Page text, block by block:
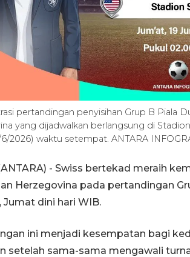
pertandingan penyisihan Grup B Piala
yang dijadwalkan berlangsung di
6/2026) waktu setempat. ANTARA
- Swiss bertekad meraih
Herzegovina pada pertandingan
Jumat dini hari WIB.
ini menjadi kesempatan bagi
setelah sama-sama mengawali